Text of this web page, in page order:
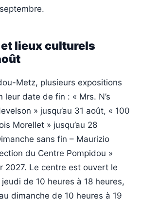
lieux culturels
Metz, plusieurs expositions
leur date de fin : « Mrs. N’s
» jusqu’au 31 août, « 100
Morellet » jusqu’au 28
sans fin – Maurizio
du Centre Pompidou »
2027. Le centre est ouvert le
de 10 heures à 18 heures,
dimanche de 10 heures à 19